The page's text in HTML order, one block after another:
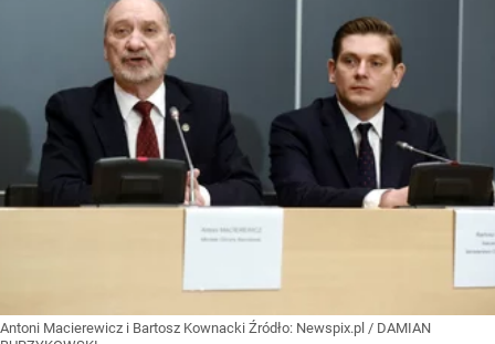
Antoni Macierewicz i Bartosz Kownacki Źródło: Newspix.pl / DAMIAN